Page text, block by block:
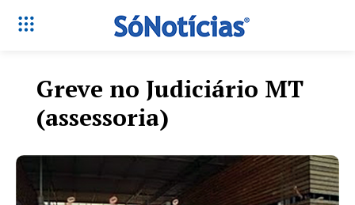
Greve no Judiciário MT
(assessoria)